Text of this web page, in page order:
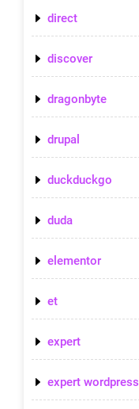
direct
discover
dragonbyte
drupal
duckduckgo
duda
elementor
et
expert
expert wordpress